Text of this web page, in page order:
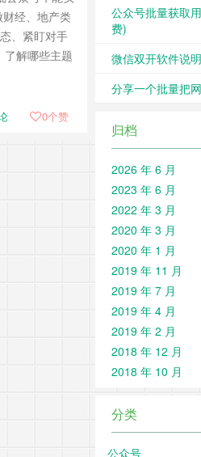
经、地产类
、紧盯对手
解哪些主题
0个赞
公众号批量获取
费)
微信双开软件说明
分享一个批量把
归档
2026 年 6 月
2023 年 6 月
2022 年 3 月
2020 年 3 月
2020 年 1 月
2019 年 11 月
2019 年 7 月
2019 年 4 月
2019 年 2 月
2018 年 12 月
2018 年 10 月
分类
公众号